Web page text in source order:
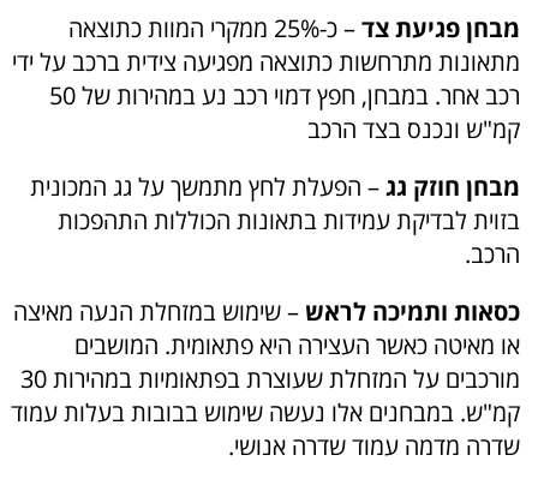
מבחן פגיעת צד
– כ-25% ממקרי המוות כתוצאה
מתאונות מתרחשות כתוצאה מפגיעה צידית ברכב על ידי
רכב אחר. במבחן, חפץ דמוי רכב נע במהירות של 50
קמ"ש ונכנס בצד הרכב
מבחן חוזק גג– הפעלת לחץ מתמשך על גג המכונית
בזוית לבדיקת עמידות בתאונות הכוללות התהפכות
הרכב.
כסאות ותמיכה לראש – שימוש במזחלת הנעה מאיצה
או מאיטה כאשר העצירה היא פתאומית. המושבים
מורכבים על המזחלת שעוצרת בפתאומיות במהירות 30
קמ"ש. במבחנים אלו נעשה שימוש בבובות בעלות עמוד
שדרה מדמה עמוד שדרה אנושי.